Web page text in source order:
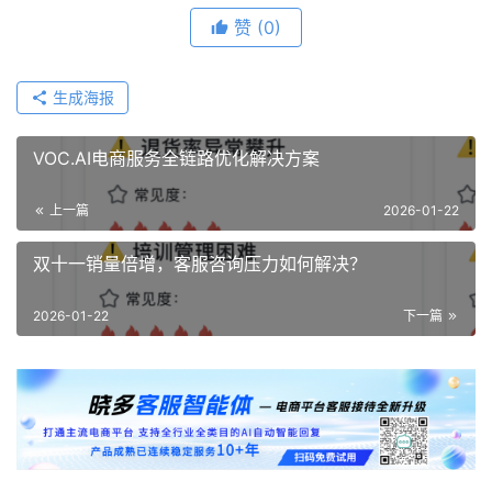
赞 (0)
生成海报
VOC.AI电商服务全链路优化解决方案
上一篇 2026-01-22
双十一销量倍增，客服咨询压力如何解决？
下一篇
2026-01-22